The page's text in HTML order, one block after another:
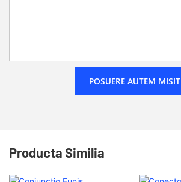
POSUERE AUTEM MISIT
Producta Similia